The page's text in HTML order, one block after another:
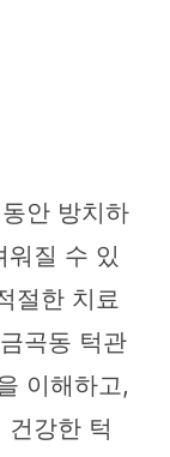
안 방치하
워질 수 있
절한 치료
곡동 턱관
이해하고,
강한 턱